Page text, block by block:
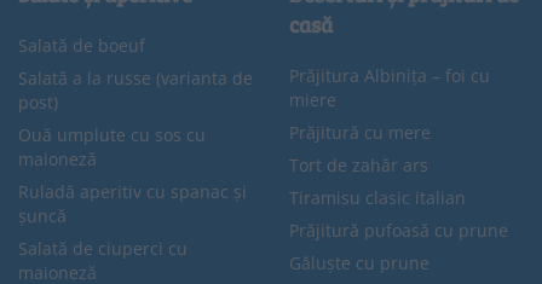
Salată de boeuf
Salată a la russe (varianta de
post)
Ouă umplute cu sos cu
maioneză
Ruladă aperitiv cu spanac și
șuncă
Salată de ciuperci cu
maioneză
casă
Prăjitura Albinița – foi cu
miere
Prăjitură cu mere
Tort de zahăr ars
Tiramisu clasic italian
Prăjitură pufoasă cu prune
Găluște cu prune